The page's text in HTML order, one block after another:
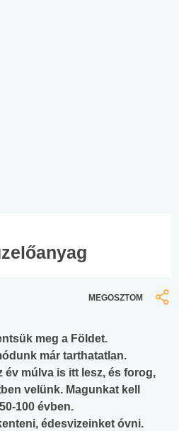
MEGOSZTOM
meg a Földet.
már tarthatatlan.
év múlva is itt lesz, és forog,
velünk. Magunkat kell
100 évben.
édesvizeinket óvni.